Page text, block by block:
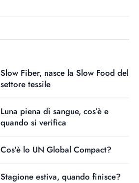
Slow Fiber, nasce la Slow Food del
settore tessile
Luna piena di sangue, cos’è e
quando si verifica
Cos'è lo UN Global Compact?
Stagione estiva, quando finisce?